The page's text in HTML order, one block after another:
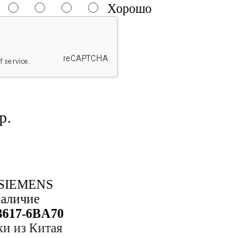
Хорошо
6BA70
из Китая